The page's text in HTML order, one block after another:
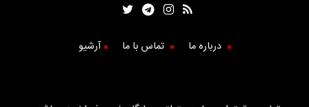
درباره ما تماس با ما آرشیو